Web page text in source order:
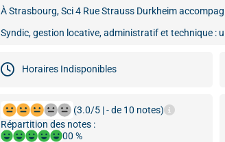
À Strasbourg, Sci 4 Rue Strauss Durkheim
Syndic, gestion locative, administratif et technique :
Horaires Indisponibles
(3.0/5 | - de 10 notes)
Répartition des notes :
00 %